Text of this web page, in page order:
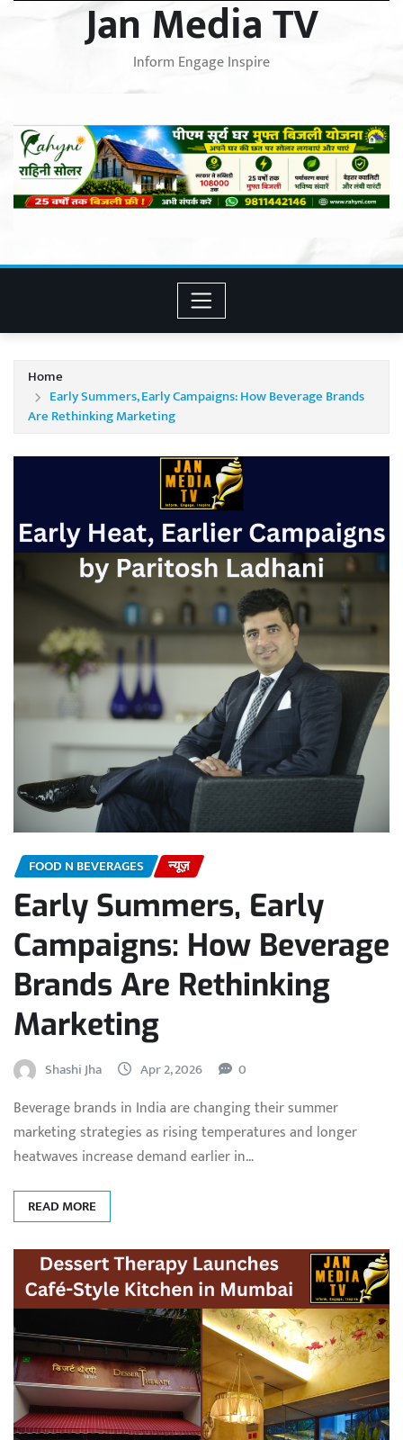
Jan Media TV
Inform Engage Inspire
Home
Early Summers, Early Campaigns: How Beverage Brands
Are Rethinking Marketing
FOOD N BEVERAGES न्यूज़
Early Summers, Early
Campaigns: How Beverage
Brands Are Rethinking
Marketing
Shashi Jha Apr 2, 2026 0
Beverage brands in India are changing their summer
marketing strategies as rising temperatures and longer
heatwaves increase demand earlier in…
READ MORE